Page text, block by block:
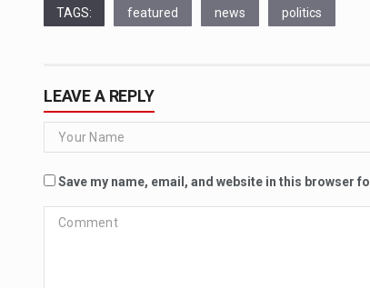
TAGS: featured news politics
LEAVE A REPLY
Save my name, email, and website in this browser